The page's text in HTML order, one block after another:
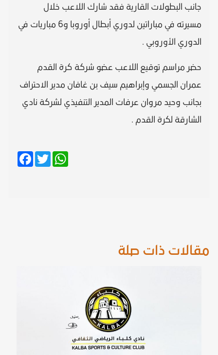
مقالات ذات صلة
جانب البطولات القارية فقد شارك اللاعب خلال
مسيرته في مباراتين لدوري أبطال أوروبا و6 مباريات في
الدوري الأوروبي .
حضر مراسم توقيع اللاعب عضو شركة كرة القدم
عمران الجسمي وإبراهيم سيف بن غافان مدير الاحتراف
بجانب وحيد مروان عرفات المدير التنفيذي لشركة نادي
الشارقة لكرة القدم .
Facebook
Twitter